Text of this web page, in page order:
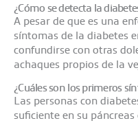
¿Cómo se detecta la
A pesar de que es una
síntomas de la diabetes
confundirse con otras
achaques propios de la
¿Cuáles son los primeros
Las personas con
suficiente en su